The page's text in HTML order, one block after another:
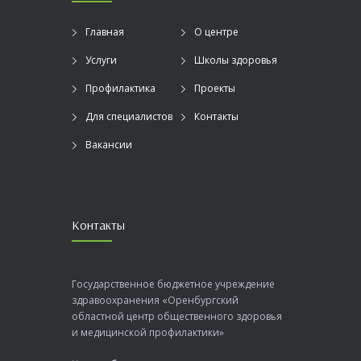
Главная О центре
Услуги Школы здоровья
Профилактика Проекты
Для специалистов Контакты
Вакансии
Контакты
Государственное бюджетное учреждение
здравоохранения «Оренбургский
областной центр общественного здоровья
и медицинской профилактики»